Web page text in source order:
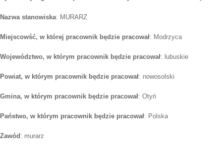
Nazwa stanowiska: MURARZ
Miejscowść, w której pracownik będzie pracował: Modrzyca
Województwo, w którym pracownik będzie pracował: lubuskie
Powiat, w którym pracownik będzie pracował: nowosolski
Gmina, w którym pracownik będzie pracował: Otyń
Państwo, w którym pracownik będzie pracował: Polska
Zawód : murarz